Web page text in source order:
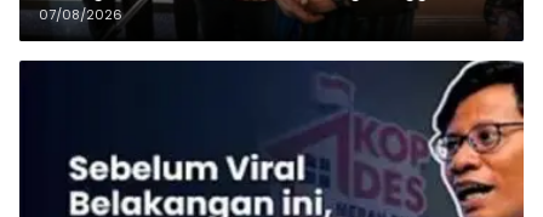
Pesantren
07/08/2026